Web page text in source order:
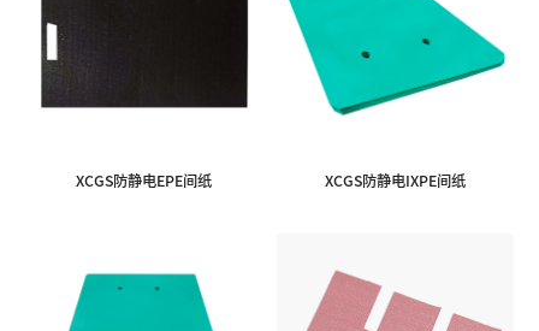
XCGS防静电EPE间纸 XCGS防静电IXPE间纸